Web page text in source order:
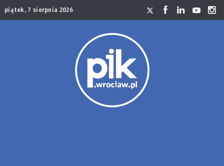
piątek, 7 sierpnia 2026